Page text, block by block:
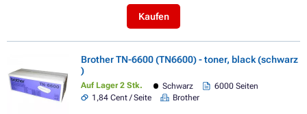
Kaufen
Brother TN-6600 (TN6600) - toner, black (schwarz
)
Auf Lager 2 Stk. Schwarz
6000 Seiten
1,84 Cent / Seite
Brother